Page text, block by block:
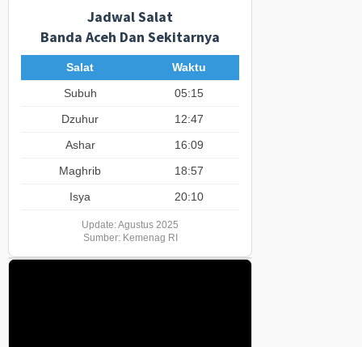
Jadwal Salat
Banda Aceh Dan Sekitarnya
Salat
Waktu
Subuh
05:15
Dzuhur
12:47
Ashar
16:09
Maghrib
18:57
Isya
20:10
Update: Agustus 2025
Sumber: Kemenag RI